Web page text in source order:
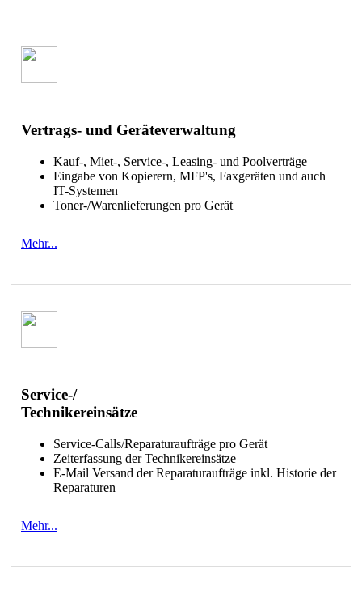
Vertrags- und Geräteverwaltung
Kauf-, Miet-, Service-, Leasing- und Poolverträge
Eingabe von Kopierern, MFP's, Faxgeräten und auch
IT-Systemen
Toner-/Warenlieferungen pro Gerät
Mehr...
Service-/
Technikereinsätze
Service-Calls/Reparaturaufträge pro Gerät
Zeiterfassung der Technikereinsätze
E-Mail Versand der Reparaturaufträge inkl. Historie der
Reparaturen
Mehr...